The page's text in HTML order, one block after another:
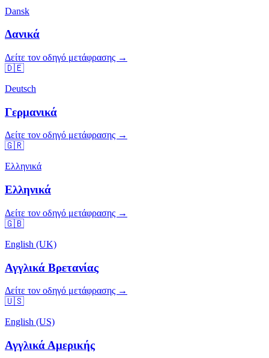
Dansk
Δανικά
Δείτε τον οδηγό μετάφρασης →
🇩🇪
Deutsch
Γερμανικά
Δείτε τον οδηγό μετάφρασης →
🇬🇷
Ελληνικά
Ελληνικά
Δείτε τον οδηγό μετάφρασης →
🇬🇧
English (UK)
Αγγλικά Βρετανίας
Δείτε τον οδηγό μετάφρασης →
🇺🇸
English (US)
Αγγλικά Αμερικής